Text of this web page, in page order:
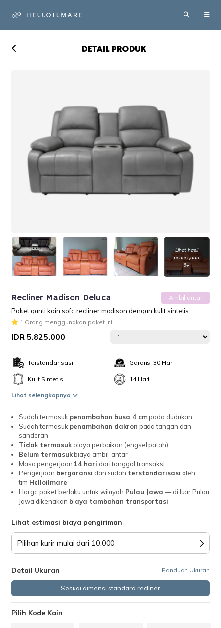
DETAIL PRODUK
Lihat hasil
pengerjaan
6+
Recliner Madison Deluca Ambil antar
Paket ganti kain sofa recliner madison dengan kulit sintetis
1 Orang menggunakan paket ini
IDR 5.825.000
Terstandarisasi Garansi 30 Hari
Kulit Sintetis 14 Hari
Lihat selengkapnya
Sudah termasuk penambahan busa 4 cmpada dudukan
Sudah termasuk penambahan dakron pada tangan dan
sandaran
Tidak termasuk biaya perbaikan (engsel patah)
Belum termasuk biaya ambil-antar
Masa pengerjaan 14 hari dari tanggal transaksi
Pengerjaan bergaransi dan sudah terstandarisasi oleh
tim Helloilmare
Harga paket berlaku untuk wilayah Pulau Jawa — di luar Pulau
Jawa dikenakan biaya tambahan transportasi
Lihat estimasi biaya pengiriman
Pilihan kurir mulai dari 10.000
Detail Ukuran Panduan Ukuran
Sesuai dimensi standard recliner
Pilih Kode Kain